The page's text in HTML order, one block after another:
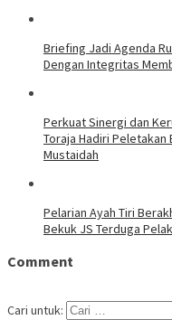
Briefing Jadi Agenda
Dengan Integritas
Perkuat Sinergi dan
Toraja Hadiri Peletakan
Mustaidah
Pelarian Ayah Tiri
Bekuk JS Terduga
Comment
Cari untuk: